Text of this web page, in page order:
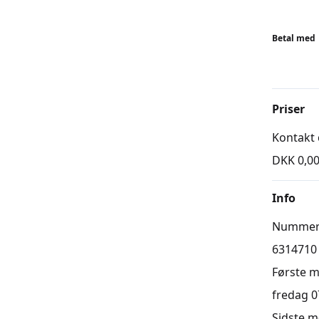
bedst til
med en
Betal med
Priser
DKK 0,00
Info
6314710
Første
fredag